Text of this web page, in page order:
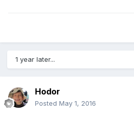
1 year later...
Hodor
Posted May 1, 2016